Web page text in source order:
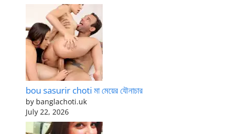
bou sasurir choti মা মেয়ের যৌনাচার
by banglachoti.uk
July 22, 2026